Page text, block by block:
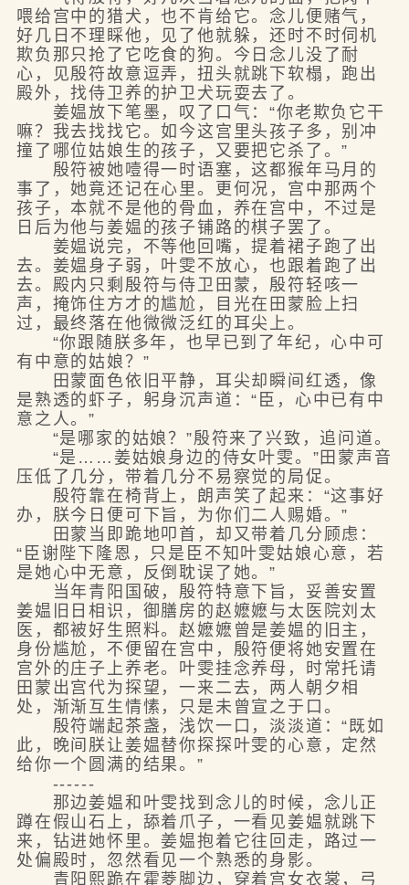
喂给宫中的猎犬，也不肯给它。念儿便赌气，
好几日不理睬他，见了他就躲，还时不时伺机
欺负那只抢了它吃食的狗。今日念儿没了耐
心，见殷符故意逗弄，扭头就跳下软榻，跑出
殿外，找侍卫养的护卫犬玩耍去了。
姜媪放下笔墨，叹了口气：“你老欺负它干
嘛？我去找找它。如今这宫里头孩子多，别冲
撞了哪位姑娘生的孩子，又要把它杀了。”
殷符被她噎得一时语塞，这都猴年马月的
事了，她竟还记在心里。更何况，宫中那两个
孩子，本就不是他的骨血，养在宫中，不过是
日后为他与姜媪的孩子铺路的棋子罢了。
姜媪说完，不等他回嘴，提着裙子跑了出
去。姜媪身子弱，叶雯不放心，也跟着跑了出
去。殿内只剩殷符与侍卫田蒙，殷符轻咳一
声，掩饰住方才的尴尬，目光在田蒙脸上扫
过，最终落在他微微泛红的耳尖上。
“你跟随朕多年，也早已到了年纪，心中可
有中意的姑娘？”
田蒙面色依旧平静，耳尖却瞬间红透，像
是熟透的虾子，躬身沉声道：“臣，心中已有中
意之人。”
“是哪家的姑娘？”殷符来了兴致，追问道。
“是……姜姑娘身边的侍女叶雯。”田蒙声音
压低了几分，带着几分不易察觉的局促。
殷符靠在椅背上，朗声笑了起来：“这事好
办，朕今日便可下旨，为你们二人赐婚。”
田蒙当即跪地叩首，却又带着几分顾虑：
“臣谢陛下隆恩，只是臣不知叶雯姑娘心意，若
是她心中无意，反倒耽误了她。”
当年青阳国破，殷符特意下旨，妥善安置
姜媪旧日相识，御膳房的赵嬷嬷与太医院刘太
医，都被好生照料。赵嬷嬷曾是姜媪的旧主，
身份尴尬，不便留在宫中，殷符便将她安置在
宫外的庄子上养老。叶雯挂念养母，时常托请
田蒙出宫代为探望，一来二去，两人朝夕相
处，渐渐互生情愫，只是未曾宣之于口。
殷符端起茶盏，浅饮一口，淡淡道：“既如
此，晚间朕让姜媪替你探探叶雯的心意，定然
给你一个圆满的结果。”
------
那边姜媪和叶雯找到念儿的时候，念儿正
蹲在假山石上，舔着爪子，一看见姜媪就跳下
来，钻进她怀里。姜媪抱着它往回走，路过一
处偏殿时，忽然看见一个熟悉的身影。
青阳熙跪在霍菱脚边，穿着宫女衣裳，弓